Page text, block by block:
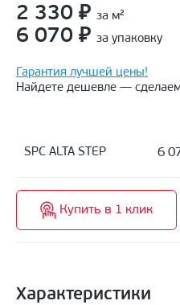
2 330 ₽ за м²
6 070 ₽ за упаковку
Гарантия лучшей цены!
Найдете дешевле —
SPC ALTA STEP 6
Купить в 1 клик
Характеристики